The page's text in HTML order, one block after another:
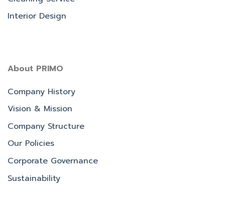
Interior Design
About PRIMO
Company History
Vision & Mission
Company Structure
Our Policies
Corporate Governance
Sustainability